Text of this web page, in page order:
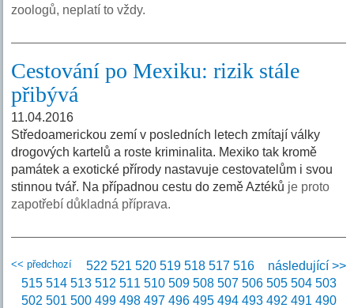
zoologů, neplatí to vždy.
Cestování po Mexiku: rizik stále
přibývá
11.04.2016
Středoamerickou zemí v posledních letech zmítají války
drogových kartelů a roste kriminalita. Mexiko tak kromě
památek a exotické přírody nastavuje cestovatelům i svou
stinnou tvář. Na případnou cestu do země Aztéků je proto
zapotřebí důkladná příprava.
<< předchozí následující >>
522 521 520 519 518 517 516
515 514 513 512 511 510 509 508 507 506 505 504 503
502 501 500 499 498 497 496 495 494 493 492 491 490